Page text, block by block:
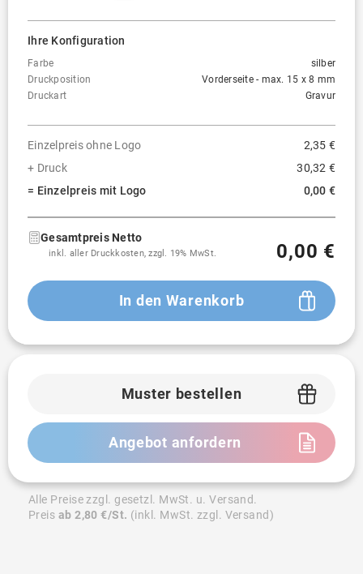
Ihre Konfiguration
Farbe
silber
Druckposition
Vorderseite - max. 15 x 8 mm
Druckart
Gravur
Einzelpreis ohne Logo
2,35 €
+ Druck
30,32 €
= Einzelpreis mit Logo
0,00 €
Gesamtpreis Netto
inkl. aller Druckkosten, zzgl. 19% MwSt. 0,00 €
In den Warenkorb
Muster bestellen
Angebot anfordern
Alle Preise zzgl. gesetzl. MwSt. u. Versand.
Preis ab 2,80 €/St. (inkl. MwSt. zzgl. Versand)